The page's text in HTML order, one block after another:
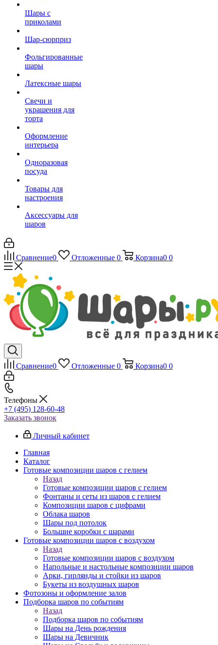
Шары с
приколами
Шар-сюрприз
Фольгированные
шары
Латексные шары
Свечи и
украшения для
торта
Оформление
интерьера
Одноразовая
посуда
Товары для
настроения
Аксессуары для
шаров
Сравнение0 Отложенные 0 Корзина0 0
Сравнение0 Отложенные 0 Корзина0 0
Телефоны
+7 (495) 128-60-48
Заказать звонок
Личный кабинет
Главная
Каталог
Готовые композиции шаров с гелием
Назад
Готовые композиции шаров с гелием
Фонтаны и сеты из шаров с гелием
Композиции шаров с цифрами
Облака шаров
Шары под потолок
Большие коробки с шарами
Готовые композиции шаров с воздухом
Назад
Готовые композиции шаров с воздухом
Напольные и настольные композиции шаров
Арки, гирлянды и стойки из шаров
Букеты из воздушных шаров
Фотозоны и оформление залов
Подборка шаров по событиям
Назад
Подборка шаров по событиям
Шары на День рождения
Шары на Девичник